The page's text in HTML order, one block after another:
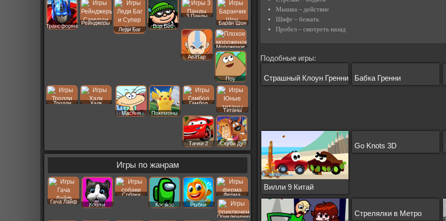
Мышка – действие
Шифт – бежать
Пробел – смотреть назад
Подобные игры:
Страшный Клоун Гренни Бабка Гренни
Вилли 9 Китай
Go Knots 3D
Стрелялки в Метро
Трансформеры
Рейнджеры
Леди Баг
Вор Боб
3 Панды
Баран Шон
Аватар
Мороженое
Поу
Тролли
Халк
Масяня
Покемоны
Гамбол
Титаны
Тачки 2 Скуби Ду
Игры по жанрам
Гача Лайф
Кошки
Собаки
Космос
Рыбки
Ферма
Приключения